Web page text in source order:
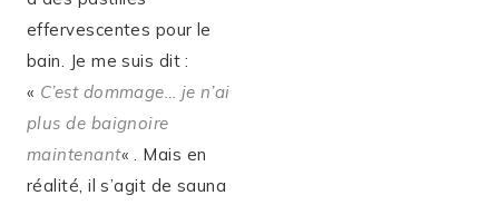
effervescentes pour le
bain. Je me suis dit :
« C’est dommage… je n’ai
plus de baignoire
maintenant« . Mais en
réalité, il s’agit de sauna